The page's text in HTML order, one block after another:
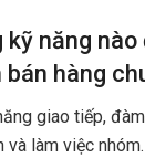
kỹ năng
hàng
giao tiếp,
và làm việc